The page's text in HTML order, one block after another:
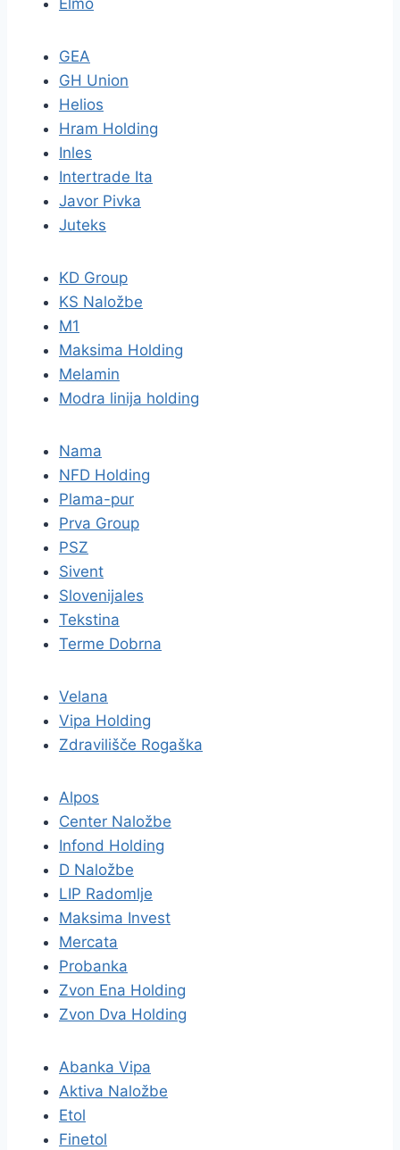
Elmo
GEA
GH Union
Helios
Hram Holding
Inles
Intertrade Ita
Javor Pivka
Juteks
KD Group
KS Naložbe
M1
Maksima Holding
Melamin
Modra linija holding
Nama
NFD Holding
Plama-pur
Prva Group
PSZ
Sivent
Slovenijales
Tekstina
Terme Dobrna
Velana
Vipa Holding
Zdravilišče Rogaška
Alpos
Center Naložbe
Infond Holding
D Naložbe
LIP Radomlje
Maksima Invest
Mercata
Probanka
Zvon Ena Holding
Zvon Dva Holding
Abanka Vipa
Aktiva Naložbe
Etol
Finetol